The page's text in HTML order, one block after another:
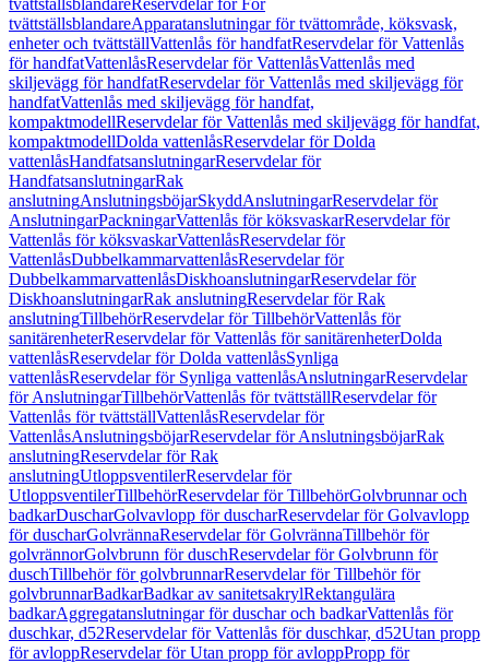
tvättställsblandareReservdelar för För
tvättställsblandareApparatanslutningar för tvättområde, köksvask,
enheter och tvättställVattenlås för handfatReservdelar för Vattenlås
för handfatVattenlåsReservdelar för VattenlåsVattenlås med
skiljevägg för handfatReservdelar för Vattenlås med skiljevägg för
handfatVattenlås med skiljevägg för handfat,
kompaktmodellReservdelar för Vattenlås med skiljevägg för handfat,
kompaktmodellDolda vattenlåsReservdelar för Dolda
vattenlåsHandfatsanslutningarReservdelar för
HandfatsanslutningarRak
anslutningAnslutningsböjarSkyddAnslutningarReservdelar för
AnslutningarPackningarVattenlås för köksvaskarReservdelar för
Vattenlås för köksvaskarVattenlåsReservdelar för
VattenlåsDubbelkammarvattenlåsReservdelar för
DubbelkammarvattenlåsDiskhoanslutningarReservdelar för
DiskhoanslutningarRak anslutningReservdelar för Rak
anslutningTillbehörReservdelar för TillbehörVattenlås för
sanitärenheterReservdelar för Vattenlås för sanitärenheterDolda
vattenlåsReservdelar för Dolda vattenlåsSynliga
vattenlåsReservdelar för Synliga vattenlåsAnslutningarReservdelar
för AnslutningarTillbehörVattenlås för tvättställReservdelar för
Vattenlås för tvättställVattenlåsReservdelar för
VattenlåsAnslutningsböjarReservdelar för AnslutningsböjarRak
anslutningReservdelar för Rak
anslutningUtloppsventilerReservdelar för
UtloppsventilerTillbehörReservdelar för TillbehörGolvbrunnar och
badkarDuscharGolvavlopp för duscharReservdelar för Golvavlopp
för duscharGolvrännaReservdelar för GolvrännaTillbehör för
golvrännorGolvbrunn för duschReservdelar för Golvbrunn för
duschTillbehör för golvbrunnarReservdelar för Tillbehör för
golvbrunnarBadkarBadkar av sanitetsakrylRektangulära
badkarAggregatanslutningar för duschar och badkarVattenlås för
duschkar, d52Reservdelar för Vattenlås för duschkar, d52Utan propp
för avloppReservdelar för Utan propp för avloppPropp för